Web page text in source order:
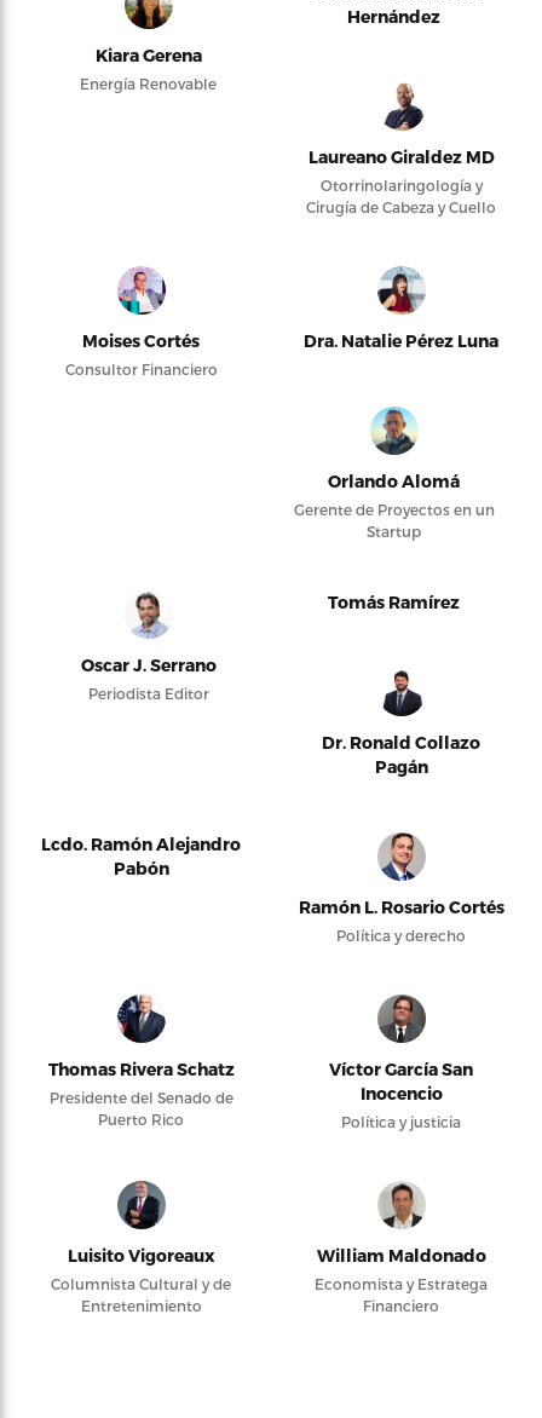
Kiara Gerena
Energía Renovable
Hernández
Laureano Giraldez MD
Otorrinolaringología y
Cirugía de Cabeza y Cuello
Moises Cortés
Consultor Financiero
Dra. Natalie Pérez Luna
Orlando Alomá
Gerente de Proyectos en un
Startup
Oscar J. Serrano
Periodista Editor
Tomás Ramírez
Dr. Ronald Collazo
Pagán
Lcdo. Ramón Alejandro
Pabón
Ramón L. Rosario Cortés
Política y derecho
Thomas Rivera Schatz
Presidente del Senado de
Puerto Rico
Víctor García San
Inocencio
Política y justicia
Luisito Vigoreaux
Columnista Cultural y de
Entretenimiento
William Maldonado
Economista y Estratega
Financiero